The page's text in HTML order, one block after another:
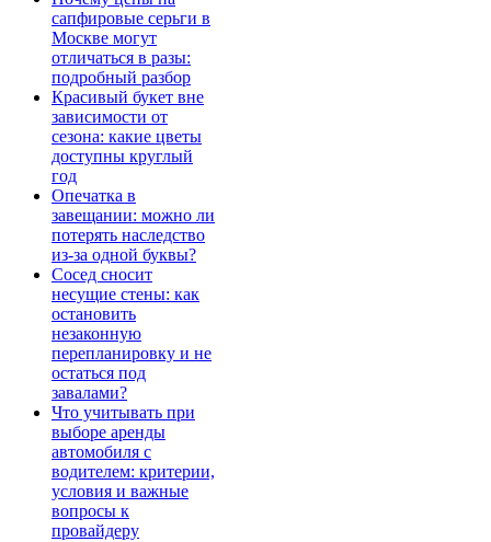
сапфировые серьги в
Москве могут
отличаться в разы:
подробный разбор
Красивый букет вне
зависимости от
сезона: какие цветы
доступны круглый
год
Опечатка в
завещании: можно ли
потерять наследство
из-за одной буквы?
Сосед сносит
несущие стены: как
остановить
незаконную
перепланировку и не
остаться под
завалами?
Что учитывать при
выборе аренды
автомобиля с
водителем: критерии,
условия и важные
вопросы к
провайдеру